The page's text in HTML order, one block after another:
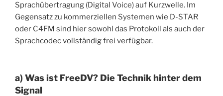
Sprachübertragung (Digital Voice) auf Kurzwelle. Im
Gegensatz zu kommerziellen Systemen wie D-STAR
oder C4FM sind hier sowohl das Protokoll als auch der
Sprachcodec vollständig frei verfügbar.
a) Was ist FreeDV? Die Technik hinter dem
Signal